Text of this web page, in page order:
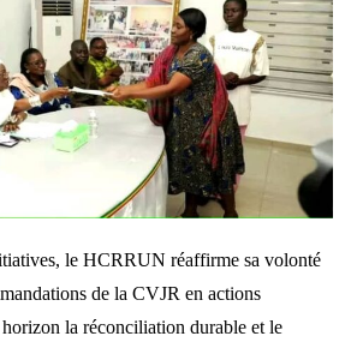
le HCRRUN réaffirme sa volonté
de la CVJR en actions
la réconciliation durable et le